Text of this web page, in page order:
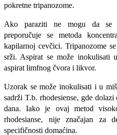
pokretne tripanozome.
Ako paraziti ne mogu da se
preporučuje se metoda
kapilarnoj cevčici. Tripanozome
srži. Aspirat se može inokulisati
aspirat limfnog čvora i likvor.
Uzorak se može inokulisati i u
sadrži T.b. rhodesiense, gde
dana. Iako je ovaj metod
rhodesianse, nije značajan za
specifičnosti domaćina.